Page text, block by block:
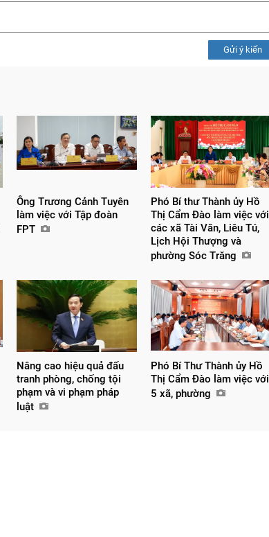
Chia sẻ
Gửi ý kiến
Ông Trương Cảnh Tuyên
làm việc với Tập đoàn
FPT
Phó Bí thư Thành ủy Hồ
Thị Cẩm Đào làm việc với
các xã Tài Văn, Liêu Tú,
Lịch Hội Thượng và
phường Sóc Trăng
Nâng cao hiệu quả đấu
tranh phòng, chống tội
phạm và vi phạm pháp
luật
Phó Bí Thư Thành ủy Hồ
Thị Cẩm Đào làm việc với
5 xã, phường